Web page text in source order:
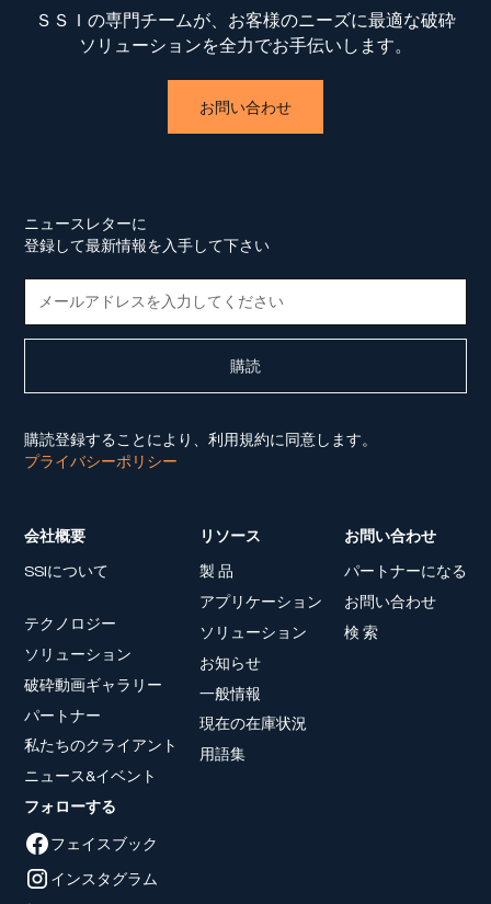
ＳＳＩの専門チームが、お客様のニーズに最適な破砕
ソリューションを全力でお手伝いします。
お問い合わせ
ニュースレターに
登録して最新情報を入手して下さい
購読登録することにより、利用規約に同意します。
プライバシーポリシー
会社概要
SSIについて
テクノロジー
ソリューション
破砕動画ギャラリー
パートナー
私たちのクライアント
ニュース&イベント
リソース
製 品
アプリケーション
ソリューション
お知らせ
一般情報
現在の在庫状況
用語集
お問い合わせ
パートナーになる
お問い合わせ
検 索
フォローする
フェイスブック
インスタグラム